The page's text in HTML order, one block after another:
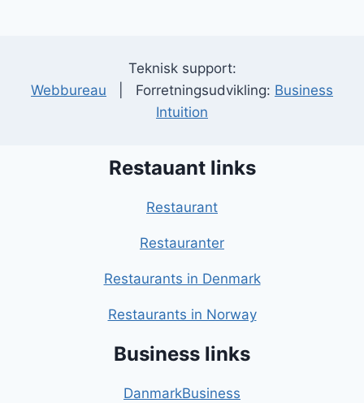
Teknisk support:
Webbureau | Forretningsudvikling: Business
Intuition
Restauant links
Restaurant
Restauranter
Restaurants in Denmark
Restaurants in Norway
Business links
DanmarkBusiness